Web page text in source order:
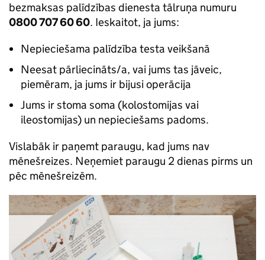
bezmaksas palīdzības dienesta tālruņa numuru
0800 707 60 60. Ieskaitot, ja jums:
Nepieciešama palīdzība testa veikšanā
Neesat pārliecināts/a, vai jums tas jāveic,
piemēram, ja jums ir bijusi operācija
Jums ir stoma soma (kolostomijas vai
ileostomijas) un nepieciešams padoms.
Vislabāk ir paņemt paraugu, kad jums nav
mēnešreizes. Neņemiet paraugu 2 dienas pirms un
pēc mēnešreizēm.